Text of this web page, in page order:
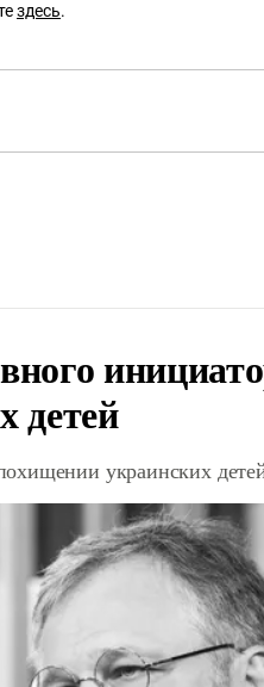
здесь.
детей
украинских